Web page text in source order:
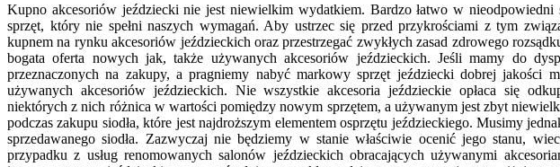
Kupno akcesoriów jeździecki nie jest niewielkim wydatkiem. Bardzo łatwo w nieodpowiedni
sprzęt, który nie spełni naszych wymagań. Aby ustrzec się przed przykrościami z tym
kupnem na rynku akcesoriów jeździeckich oraz przestrzegać zwykłych zasad zdrowego
bogata oferta nowych jak, także używanych akcesoriów jeździeckich. Jeśli mamy do
przeznaczonych na zakupy, a pragniemy nabyć markowy sprzęt jeździecki dobrej jakości
używanych akcesoriów jeździeckich. Nie wszystkie akcesoria jeździeckie opłaca się
niektórych z nich różnica w wartości pomiędzy nowym sprzętem, a używanym jest zbyt
podczas zakupu siodła, które jest najdroższym elementem osprzętu jeździeckiego. Musimy
sprzedawanego siodła. Zazwyczaj nie będziemy w stanie właściwie ocenić jego stanu,
przypadku z usług renomowanych salonów jeździeckich obracających używanymi